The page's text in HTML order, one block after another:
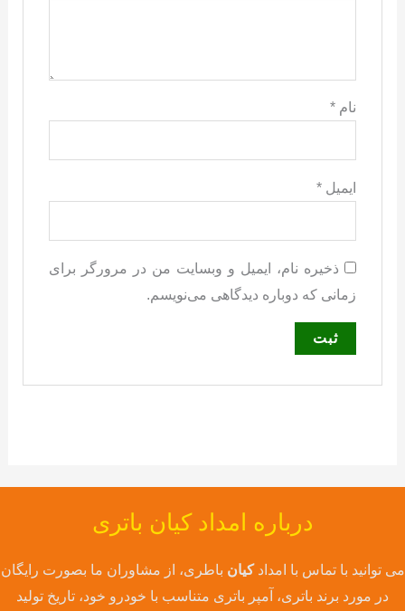
نام*
ایمیل*
ذخیره نام، ایمیل و وبسایت من در مرورگر برای
زمانی که دوباره دیدگاهی می‌نویسم.
درباره امداد کیان باتری
می توانید با تماس با امدادکیان باطری، از مشاوران ما بصورت رایگان
در مورد برند باتری، آمپر باتری متناسب با خودرو خود، تاریخ تولید